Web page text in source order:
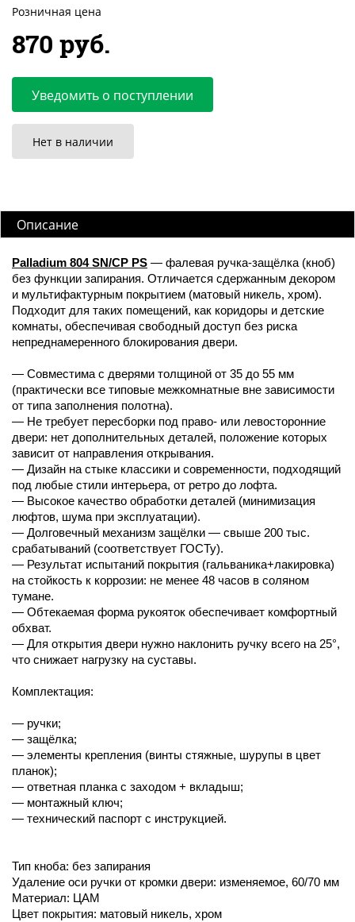
Розничная цена
870 руб.
Уведомить о поступлении
Нет в наличии
Описание
Palladium 804 SN/CP PS — фалевая ручка-защёлка (кноб)
без функции запирания. Отличается сдержанным декором
и мультифактурным покрытием (матовый никель, хром).
Подходит для таких помещений, как коридоры и детские
комнаты, обеспечивая свободный доступ без риска
непреднамеренного блокирования двери.
— Совместима с дверями толщиной от 35 до 55 мм
(практически все типовые межкомнатные вне зависимости
от типа заполнения полотна).
— Не требует пересборки под право- или левосторонние
двери: нет дополнительных деталей, положение которых
зависит от направления открывания.
— Дизайн на стыке классики и современности, подходящий
под любые стили интерьера, от ретро до лофта.
— Высокое качество обработки деталей (минимизация
люфтов, шума при эксплуатации).
— Долговечный механизм защёлки — свыше 200 тыс.
срабатываний (соответствует ГОСТу).
— Результат испытаний покрытия (гальваника+лакировка)
на стойкость к коррозии: не менее 48 часов в соляном
тумане.
— Обтекаемая форма рукояток обеспечивает комфортный
обхват.
— Для открытия двери нужно наклонить ручку всего на 25°,
что снижает нагрузку на суставы.
Комплектация:
— ручки;
— защёлка;
— элементы крепления (винты стяжные, шурупы в цвет
планок);
— ответная планка с заходом + вкладыш;
— монтажный ключ;
— технический паспорт с инструкцией.
Тип кноба: без запирания
Удаление оси ручки от кромки двери: изменяемое, 60/70 мм
Материал: ЦАМ
Цвет покрытия: матовый никель, хром